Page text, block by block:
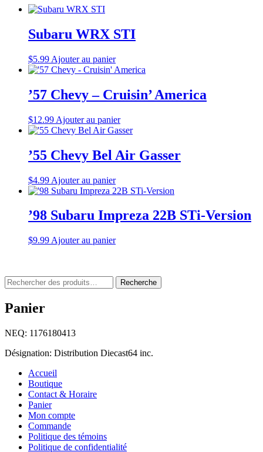
Subaru WRX STI
$5.99 Ajouter au panier
’57 Chevy – Cruisin’ America
$12.99 Ajouter au panier
’55 Chevy Bel Air Gasser
$4.99 Ajouter au panier
’98 Subaru Impreza 22B STi-Version
$9.99 Ajouter au panier
Rechercher
:
Recherche
Panier
NEQ: 1176180413
Désignation: Distribution Diecast64 inc.
Accueil
Boutique
Contact & Horaire
Panier
Mon compte
Commande
Politique des témoins
Politique de confidentialité